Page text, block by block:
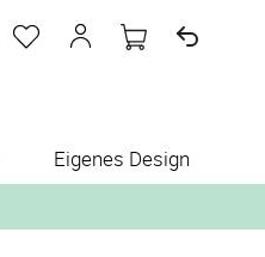
Eigenes Design